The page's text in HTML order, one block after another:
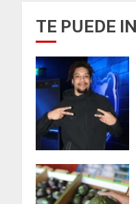
TE PUEDE